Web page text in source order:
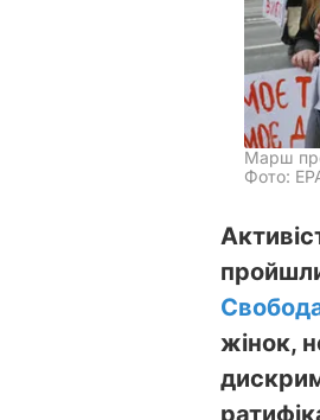
Марш
Фото:
жінок,